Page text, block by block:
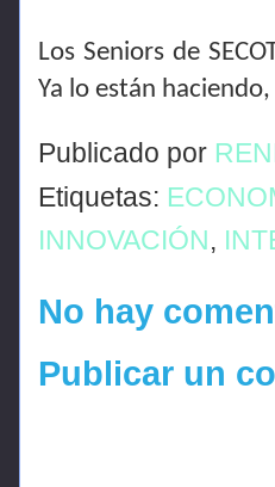
Los Seniors de
Ya lo están
Publicado por
Etiquetas:
INNOVACIÓN,
No hay
Publicar un